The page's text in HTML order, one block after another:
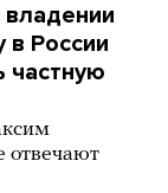
России
частную
отвечают